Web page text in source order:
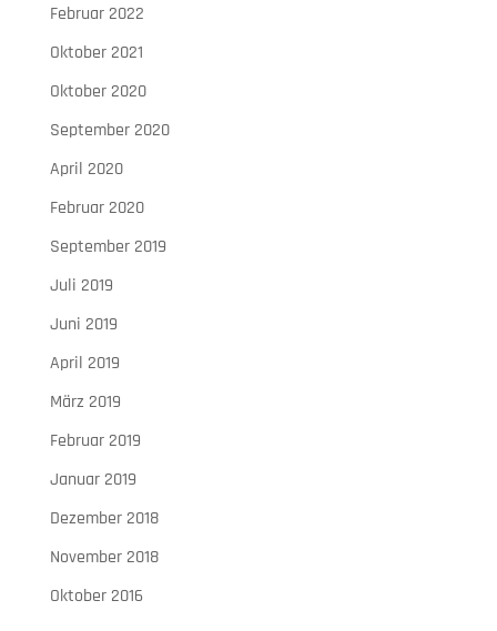
Februar 2022
Oktober 2021
Oktober 2020
September 2020
April 2020
Februar 2020
September 2019
Juli 2019
Juni 2019
April 2019
März 2019
Februar 2019
Januar 2019
Dezember 2018
November 2018
Oktober 2016